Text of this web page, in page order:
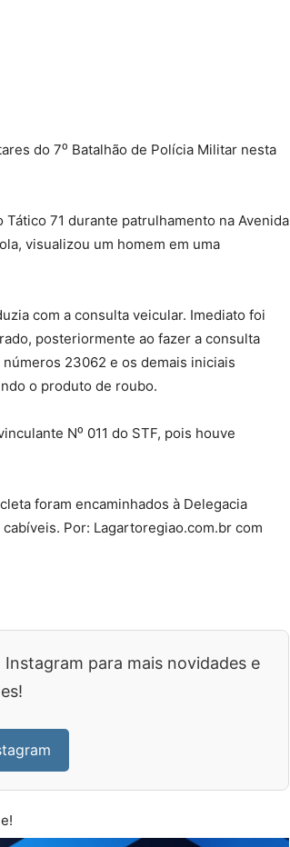
do 7⁰ Batalhão de Polícia Militar nesta
71 durante patrulhamento na Avenida
visualizou um homem em uma
com a consulta veicular. Imediato foi
posteriormente ao fazer a consulta
23062 e os demais iniciais
o produto de roubo.
N⁰ 011 do STF, pois houve
foram encaminhados à Delegacia
Por: Lagartoregiao.com.br com
para mais novidades e